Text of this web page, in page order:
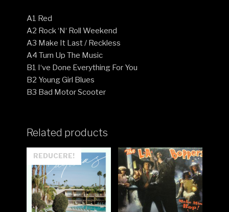
A1 Red
A2 Rock ‘N‘ Roll Weekend
A3 Make It Last / Reckless
A4 Turn Up The Music
B1 I‘ve Done Everything For You
B2 Young Girl Blues
B3 Bad Motor Scooter
Related products
REDUCERE!